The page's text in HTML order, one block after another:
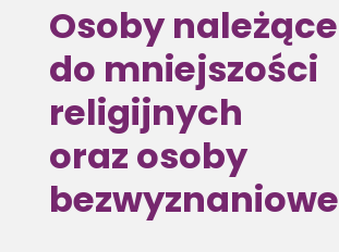
Osoby należące
do mniejszości
religijnych
oraz osoby
bezwyznaniowe